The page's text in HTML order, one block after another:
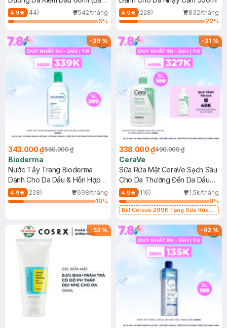
Mới)
4.9 (44)
542/tháng
6%
4.9 (228)
832/tháng
22%
-39%
343.000 ₫560.000 ₫
Bioderma
Nước Tẩy Trang Bioderma
Dành Cho Da Dầu & Hỗn Hợp
500ml
4.9 (228)
698/tháng
18%
-31%
338.000 ₫490.000 ₫
CeraVe
Sữa Rửa Mặt CeraVe Sạch Sâu
Cho Da Thường Đến Da Dầu
473ml
4.9 (116)
1.5k/tháng
8%
Bill Cerave 299K Tặng Sữa Rửa
-53 % -42%